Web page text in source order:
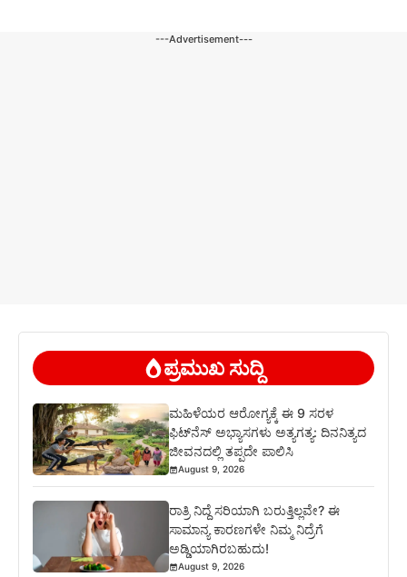
---Advertisement---
ಪ್ರಮುಖ ಸುದ್ದಿ
ಮಹಿಳೆಯರ ಆರೋಗ್ಯಕ್ಕೆ ಈ 9 ಸರಳ
ಫಿಟ್‌ನೆಸ್‌ ಅಭ್ಯಾಸಗಳು ಅತ್ಯಗತ್ಯ: ದಿನನಿತ್ಯದ
ಜೀವನದಲ್ಲಿ ತಪ್ಪದೇ ಪಾಲಿಸಿ
August 9, 2026
ರಾತ್ರಿ ನಿದ್ದೆ ಸರಿಯಾಗಿ ಬರುತ್ತಿಲ್ಲವೇ? ಈ
ಸಾಮಾನ್ಯ ಕಾರಣಗಳೇ ನಿಮ್ಮ ನಿದ್ರೆಗೆ
ಅಡ್ಡಿಯಾಗಿರಬಹುದು!
August 9, 2026